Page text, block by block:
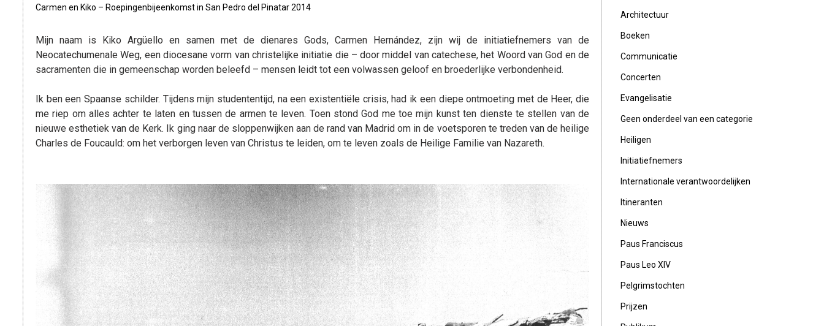
Carmen en Kiko – Roepingenbijeenkomst in San Pedro del Pinatar 2014
Mijn naam is Kiko Argüello en samen met de dienares Gods, Carmen Hernández, zijn wij de initiatiefnemers van de
Neocatechumenale Weg, een diocesane vorm van christelijke initiatie die – door middel van catechese, het Woord van God en de
sacramenten die in gemeenschap worden beleefd – mensen leidt tot een volwassen geloof en broederlijke verbondenheid.
Ik ben een Spaanse schilder. Tijdens mijn studententijd, na een existentiële crisis, had ik een diepe ontmoeting met de Heer, die
me riep om alles achter te laten en tussen de armen te leven. Toen stond God me toe mijn kunst ten dienste te stellen van de
nieuwe esthetiek van de Kerk. Ik ging naar de sloppenwijken aan de rand van Madrid om in de voetsporen te treden van de heilige
Charles de Foucauld: om het verborgen leven van Christus te leiden, om te leven zoals de Heilige Familie van Nazareth.
Architectuur
Boeken
Communicatie
Concerten
Evangelisatie
Geen onderdeel van een categorie
Heiligen
Initiatiefnemers
Internationale verantwoordelijken
Itineranten
Nieuws
Paus Franciscus
Paus Leo XIV
Pelgrimstochten
Prijzen